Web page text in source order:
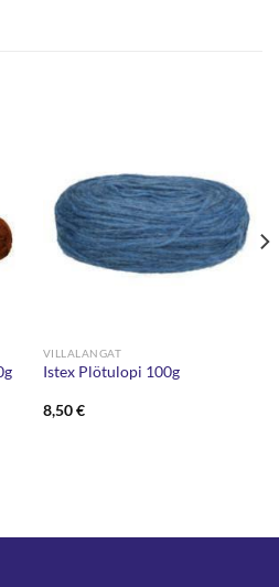
VILLALANGAT
Istex Plötulopi 100g
8,50€